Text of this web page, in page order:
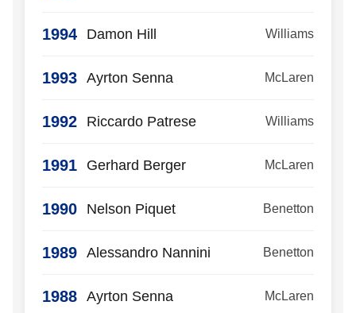
1994 Damon Hill Williams
1993 Ayrton Senna McLaren
1992 Riccardo Patrese Williams
1991 Gerhard Berger McLaren
1990 Nelson Piquet Benetton
1989 Alessandro Nannini Benetton
1988 Ayrton Senna McLaren